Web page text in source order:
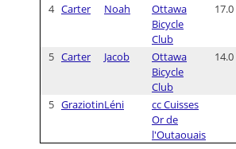
4 Carter Noah
Ottawa
Bicycle
Club
17.0
5 Carter Jacob
Ottawa
Bicycle
Club
14.0
5 GraziotinLéni
cc Cuisses
Or de
l'Outaouais